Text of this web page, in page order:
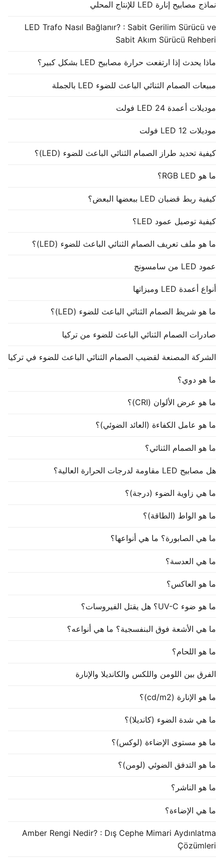
نماذج مصابيح إنارة LED للإنتاج المحلي
LED Trafo Nasıl Bağlanır? : Sabit Gerilim Sürücü ve
Sabit Akım Sürücü Rehberi
ماذا يحدث إذا ارتفعت حرارة مصابيح LED بشكل كبير؟
مبيعات الصمام الثنائي الباعث للضوء LED بالجملة
موديلات أعمدة LED 24 فولت
موديلات LED 12 فولت
كيفية تحديد طراز الصمام الثنائي الباعث للضوء (LED)؟
ما هو RGB LED؟
كيفية ربط قضبان LED ببعضها البعض؟
كيفية توصيل عمود LED؟
ما هو ملف تعريف الصمام الثنائي الباعث للضوء (LED)؟
عمود LED من سامسونج
أنواع أعمدة LED وميزاتها
ما هو شريط الصمام الثنائي الباعث للضوء (LED)؟
صادرات الصمام الثنائي الباعث للضوء من تركيا
الشركة المصنعة لقضيب الصمام الثنائي الباعث للضوء في تركيا
ما هو دوي؟
ما هو عرض الألوان (CRI)؟
ما هو عامل الكفاءة (العائد الضوئي)؟
ما هو الصمام الثنائي؟
هل مصابيح LED مقاومة لدرجات الحرارة العالية؟
ما هي زاوية الضوء (درجة)؟
ما هو الواط (الطاقة)؟
ما هي الصابورة؟ ما هي أنواعها؟
ما هي العدسة؟
ما هو العاكس؟
ما هو ضوء UV-C؟ هل يقتل الفيروسات؟
ما هي الأشعة فوق البنفسجية؟ ما هي أنواعه؟
ما هو اللحام؟
الفرق بين اللومن واللكس والكانديلا والإنارة
ما هو الإنارة (cd/m2)؟
ما هي شدة الضوء (كانديلا)؟
ما هو مستوى الإضاءة (لوكس)؟
ما هو التدفق الضوئي (لومن)؟
ما هو الناشر؟
ما هي الإضاءة؟
Amber Rengi Nedir? : Dış Cephe Mimari Aydınlatma
Çözümleri